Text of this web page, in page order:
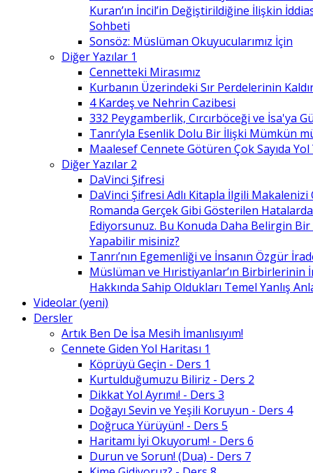
Kuran’ın İncil’in Değiştirildiğine İlişkin
Sohbeti
Sonsöz: Müslüman Okuyucularımız İçin
Diğer Yazılar 1
Cennetteki Mirasımız
Kurbanın Üzerindeki Sır Perdelerinin
4 Kardeş ve Nehrin Cazibesi
332 Peygamberlik, Cırcırböceği ve İsa'ya
Tanrı’yla Esenlik Dolu Bir İlişki Mümkün
Maalesef Cennete Götüren Çok Sayıda
Diğer Yazılar 2
DaVinci Şifresi
DaVinci Şifresi Adlı Kitapla İlgili Makalenizi
Romanda Gerçek Gibi Gösterilen
Ediyorsunuz. Bu Konuda Daha Belirgin Bir
Yapabilir misiniz?
Tanrı’nın Egemenliği ve İnsanın Özgür
Müslüman ve Hıristiyanlar’ın Birbirlerinin
Hakkında Sahip Oldukları Temel Yanlış
Videolar (yeni)
Dersler
Artık Ben De İsa Mesih İmanlısıyım!
Cennete Giden Yol Haritası 1
Köprüyü Geçin - Ders 1
Kurtulduğumuzu Biliriz - Ders 2
Dikkat Yol Ayrımı! - Ders 3
Doğayı Sevin ve Yeşili Koruyun - Ders 4
Doğruca Yürüyün! - Ders 5
Haritamı İyi Okuyorum! - Ders 6
Durun ve Sorun! (Dua) - Ders 7